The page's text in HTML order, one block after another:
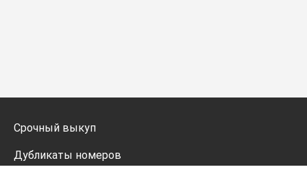
Срочный выкуп
Дубликаты номеров